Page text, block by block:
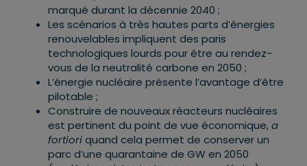
marqué durant la décennie 2040 ;
Les scénarios à très hautes parts d’énergies
renouvelables impliquent des paris
technologiques lourds pour être au rendez-
vous de la neutralité carbone en 2050 ;
L’énergie nucléaire présente l’avantage d’être
pilotable ;
Construire de nouveaux réacteurs nucléaires
est pertinent du point de vue économique,a
fortioriquand cela permet de conserver un
parc d’une quarantaine de GW en 2050